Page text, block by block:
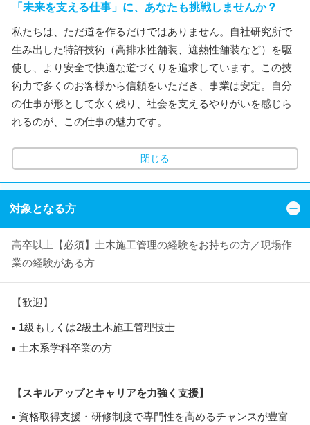
「未来を支える仕事」に、あなたも挑戦しませんか？
私たちは、ただ道を作るだけではありません。自社研究所で
生み出した特許技術（高排水性舗装、遮熱性舗装など）を駆
使し、より安全で快適な道づくりを追求しています。この技
術力で多くのお客様から信頼をいただき、事業は安定。自分
の仕事が形として永く残り、社会を支えるやりがいを感じら
れるのが、この仕事の魅力です。
閉じる
対象となる方
高卒以上【必須】土木施工管理の経験をお持ちの方／現場作
業の経験がある方
【歓迎】
1級もしくは2級土木施工管理技士
土木系学科卒業の方
【スキルアップとキャリアを力強く支援】
資格取得支援・研修制度で専門性を高めるチャンスが豊富